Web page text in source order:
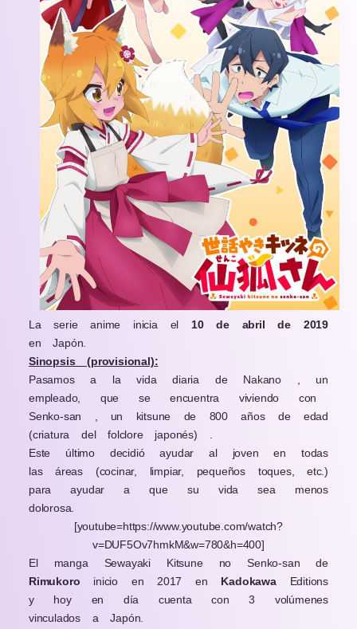
La serie anime inicia el 10 de abril de 2019
en Japón.
Sinopsis (provisional):
Pasamos a la vida diaria de Nakano , un
empleado, que se encuentra viviendo con
Senko-san , un kitsune de 800 años de edad
(criatura del folclore japonés) .
Este último decidió ayudar al joven en todas
las áreas (cocinar, limpiar, pequeños toques, etc.)
para ayudar a que su vida sea menos
dolorosa.
[youtube=https://www.youtube.com/watch?
v=DUF5Ov7hmkM&w=780&h=400]
El manga Sewayaki Kitsune no Senko-san de
Rimukoro inicio en 2017 en Kadokawa Editions
y hoy en día cuenta con 3 volúmenes
vinculados a Japón.